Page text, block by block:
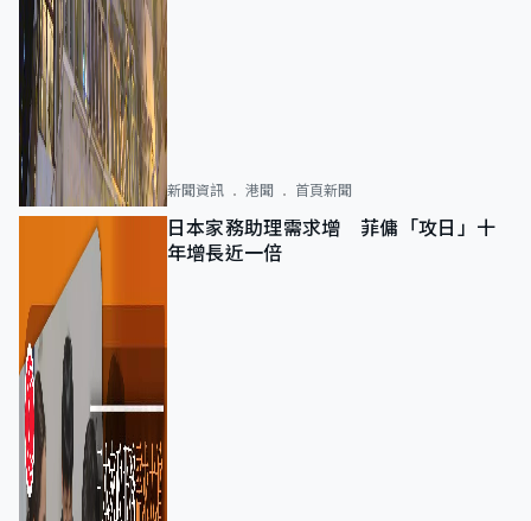
新聞資訊 港聞 首頁新聞
日本家務助理需求增 菲傭「攻日」十
年增長近一倍